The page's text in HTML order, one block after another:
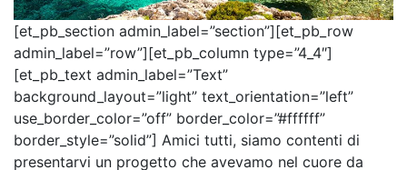
[et_pb_section admin_label=”section”][et_pb_row
admin_label=”row”][et_pb_column type=”4_4″]
[et_pb_text admin_label=”Text”
background_layout=”light” text_orientation=”left”
use_border_color=”off” border_color=”#ffffff”
border_style=”solid”] Amici tutti, siamo contenti di
presentarvi un progetto che avevamo nel cuore da